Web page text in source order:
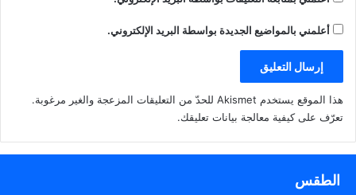
أعلمني بالمواضيع الجديدة بواسطة البريد الإلكتروني.
هذا الموقع يستخدم Akismet للحدّ من التعليقات المزعجة والغير مرغوبة.
تعرّف على كيفية معالجة بيانات تعليقك.
الطقس